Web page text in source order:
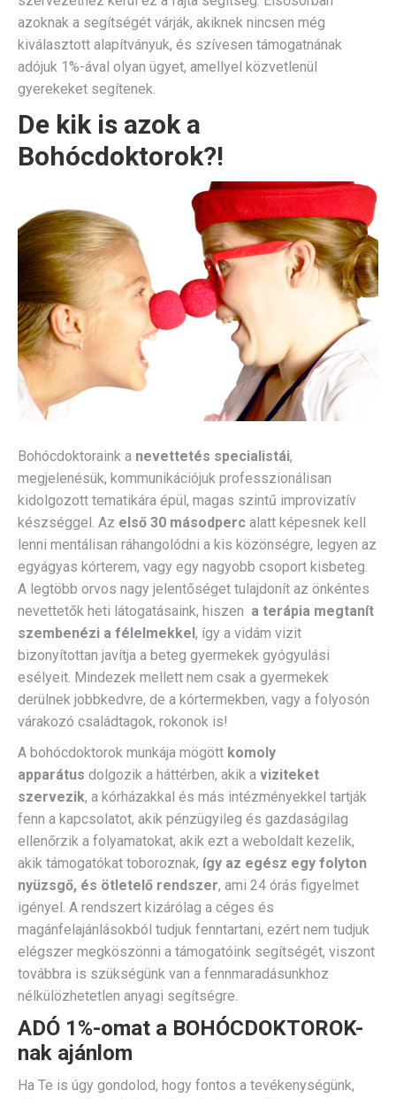
azoknak a segítségét várják, akiknek nincsen még
kiválasztott alapítványuk, és szívesen támogatnának
adójuk 1%-ával olyan ügyet, amellyel közvetlenül
gyerekeket segítenek.
De kik is azok a
Bohócdoktorok?!
Bohócdoktoraink a nevettetés specialistái,
megjelenésük, kommunikációjuk professzionálisan
kidolgozott tematikára épül, magas szintű improvizatív
készséggel. Az első 30 másodperc alatt képesnek kell
lenni mentálisan ráhangolódni a kis közönségre, legyen az
egyágyas kórterem, vagy egy nagyobb csoport kisbeteg.
A legtöbb orvos nagy jelentőséget tulajdonít az önkéntes
nevettetők heti látogatásaink, hiszen a terápia megtanít
szembenézi a félelmekkel, így a vidám vizit
bizonyítottan javítja a beteg gyermekek gyógyulási
esélyeit. Mindezek mellett nem csak a gyermekek
derülnek jobbkedvre, de a kórtermekben, vagy a folyosón
várakozó családtagok, rokonok is!
A bohócdoktorok munkája mögött komoly
apparátus dolgozik a háttérben, akik a viziteket
szervezik, a kórházakkal és más intézményekkel tartják
fenn a kapcsolatot, akik pénzügyileg és gazdaságilag
ellenőrzik a folyamatokat, akik ezt a weboldalt kezelik,
akik támogatókat toboroznak, így az egész egy folyton
nyüzsgő, és ötletelő rendszer, ami 24 órás figyelmet
igényel. A rendszert kizárólag a céges és
magánfelajánlásokból tudjuk fenntartani, ezért nem tudjuk
elégszer megköszönni a támogatóink segítségét, viszont
továbbra is szükségünk van a fennmaradásunkhoz
nélkülözhetetlen anyagi segítségre.
ADÓ 1%-omat a BOHÓCDOKTOROK-
nak ajánlom
Ha Te is úgy gondolod, hogy fontos a tevékenységünk,